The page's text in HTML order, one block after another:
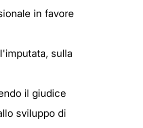
in favore
sulla
il giudice
sviluppo di